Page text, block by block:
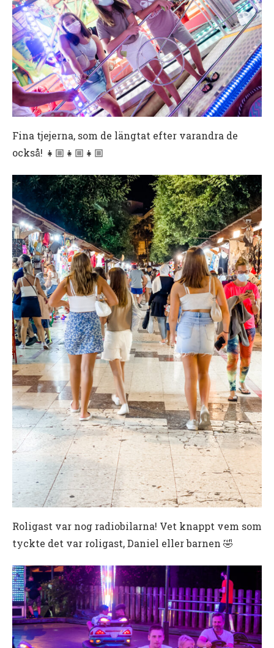
Fina tjejerna, som de längtat efter varandra de
också! 👧🏼👧🏼👧🏼
Roligast var nog radiobilarna! Vet knappt vem som
tyckte det var roligast, Daniel eller barnen 🤣